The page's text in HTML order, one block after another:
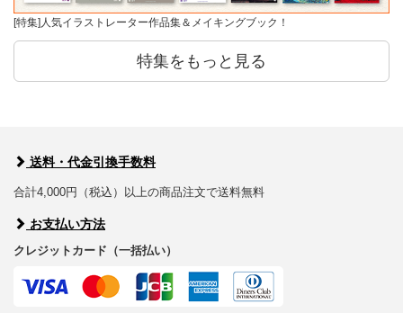
[特集]人気イラストレーター作品集＆メイキングブック！
特集をもっと見る
送料・代金引換手数料
合計4,000円（税込）以上の商品注文で送料無料
お支払い方法
クレジットカード（一括払い）